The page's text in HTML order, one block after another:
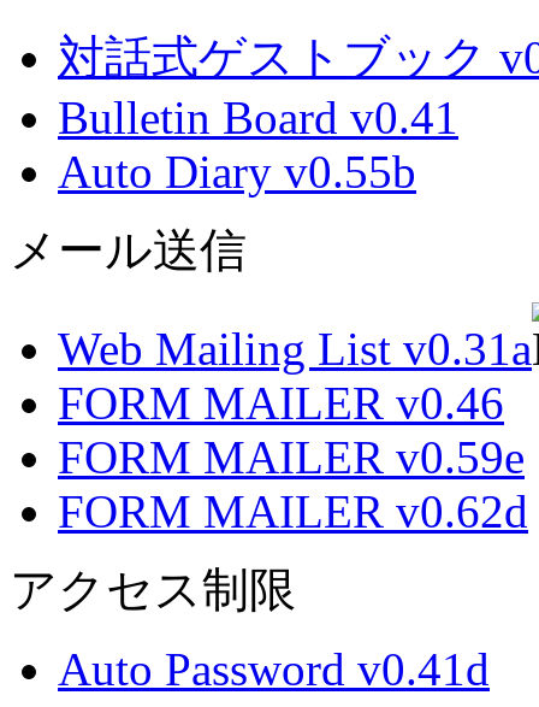
対話式ゲストブック
Bulletin Board v0.41
Auto Diary v0.55b
メール送信
Web Mailing List v0.31a
FORM MAILER v0.46
FORM MAILER v0.59e
FORM MAILER v0.62d
アクセス制限
Auto Password v0.41d